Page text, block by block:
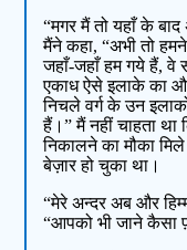
“मगर मैं तो यहाँ के
मैंने कहा, “अभी तो
जहाँ-जहाँ हम गये हैं, वे
एकाध ऐसे इलाके का
निचले वर्ग के उन
हैं।” मैं नहीं चाहता था
निकालने का मौका
बेज़ार हो चुका था।
“मेरे अन्दर अब और
“आपको भी जाने कैसा